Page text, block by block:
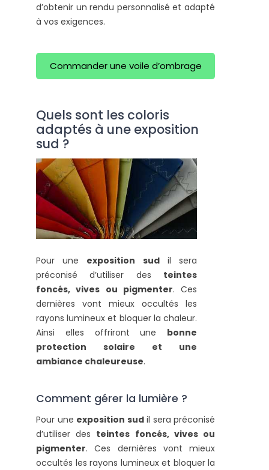
d’obtenir un rendu personnalisé et adapté
à vos exigences.
Commander une voile d’ombrage
Quels sont les coloris
adaptés à une exposition
sud ?
Pour une exposition sudil sera
préconisé d’utiliser des teintes
foncés, vives ou pigmenter. Ces
dernières vont mieux occultés les
rayons lumineux et bloquer la chaleur.
Ainsi elles offriront une bonne
protection solaire et une
ambiance chaleureuse.
Comment gérer la lumière ?
Pour une exposition sudil sera préconisé
d’utiliser des teintes foncés, vives ou
pigmenter. Ces dernières vont mieux
occultés les rayons lumineux et bloquer la